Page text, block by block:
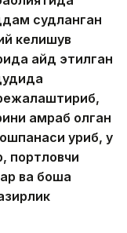
судланган
келишув
қайд этилган
қамраб олган
қуриб, у
портловчи
ва бошқа